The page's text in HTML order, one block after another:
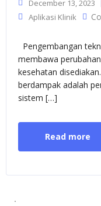
December 13, 2023
Aplikasi Klinik
Pengembangan
membawa
kesehatan
berdampak adalah
sistem […]
Read more